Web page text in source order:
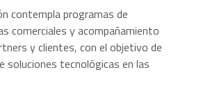
contempla programas de
comerciales y acompañamiento
y clientes, con el objetivo de
soluciones tecnológicas en las